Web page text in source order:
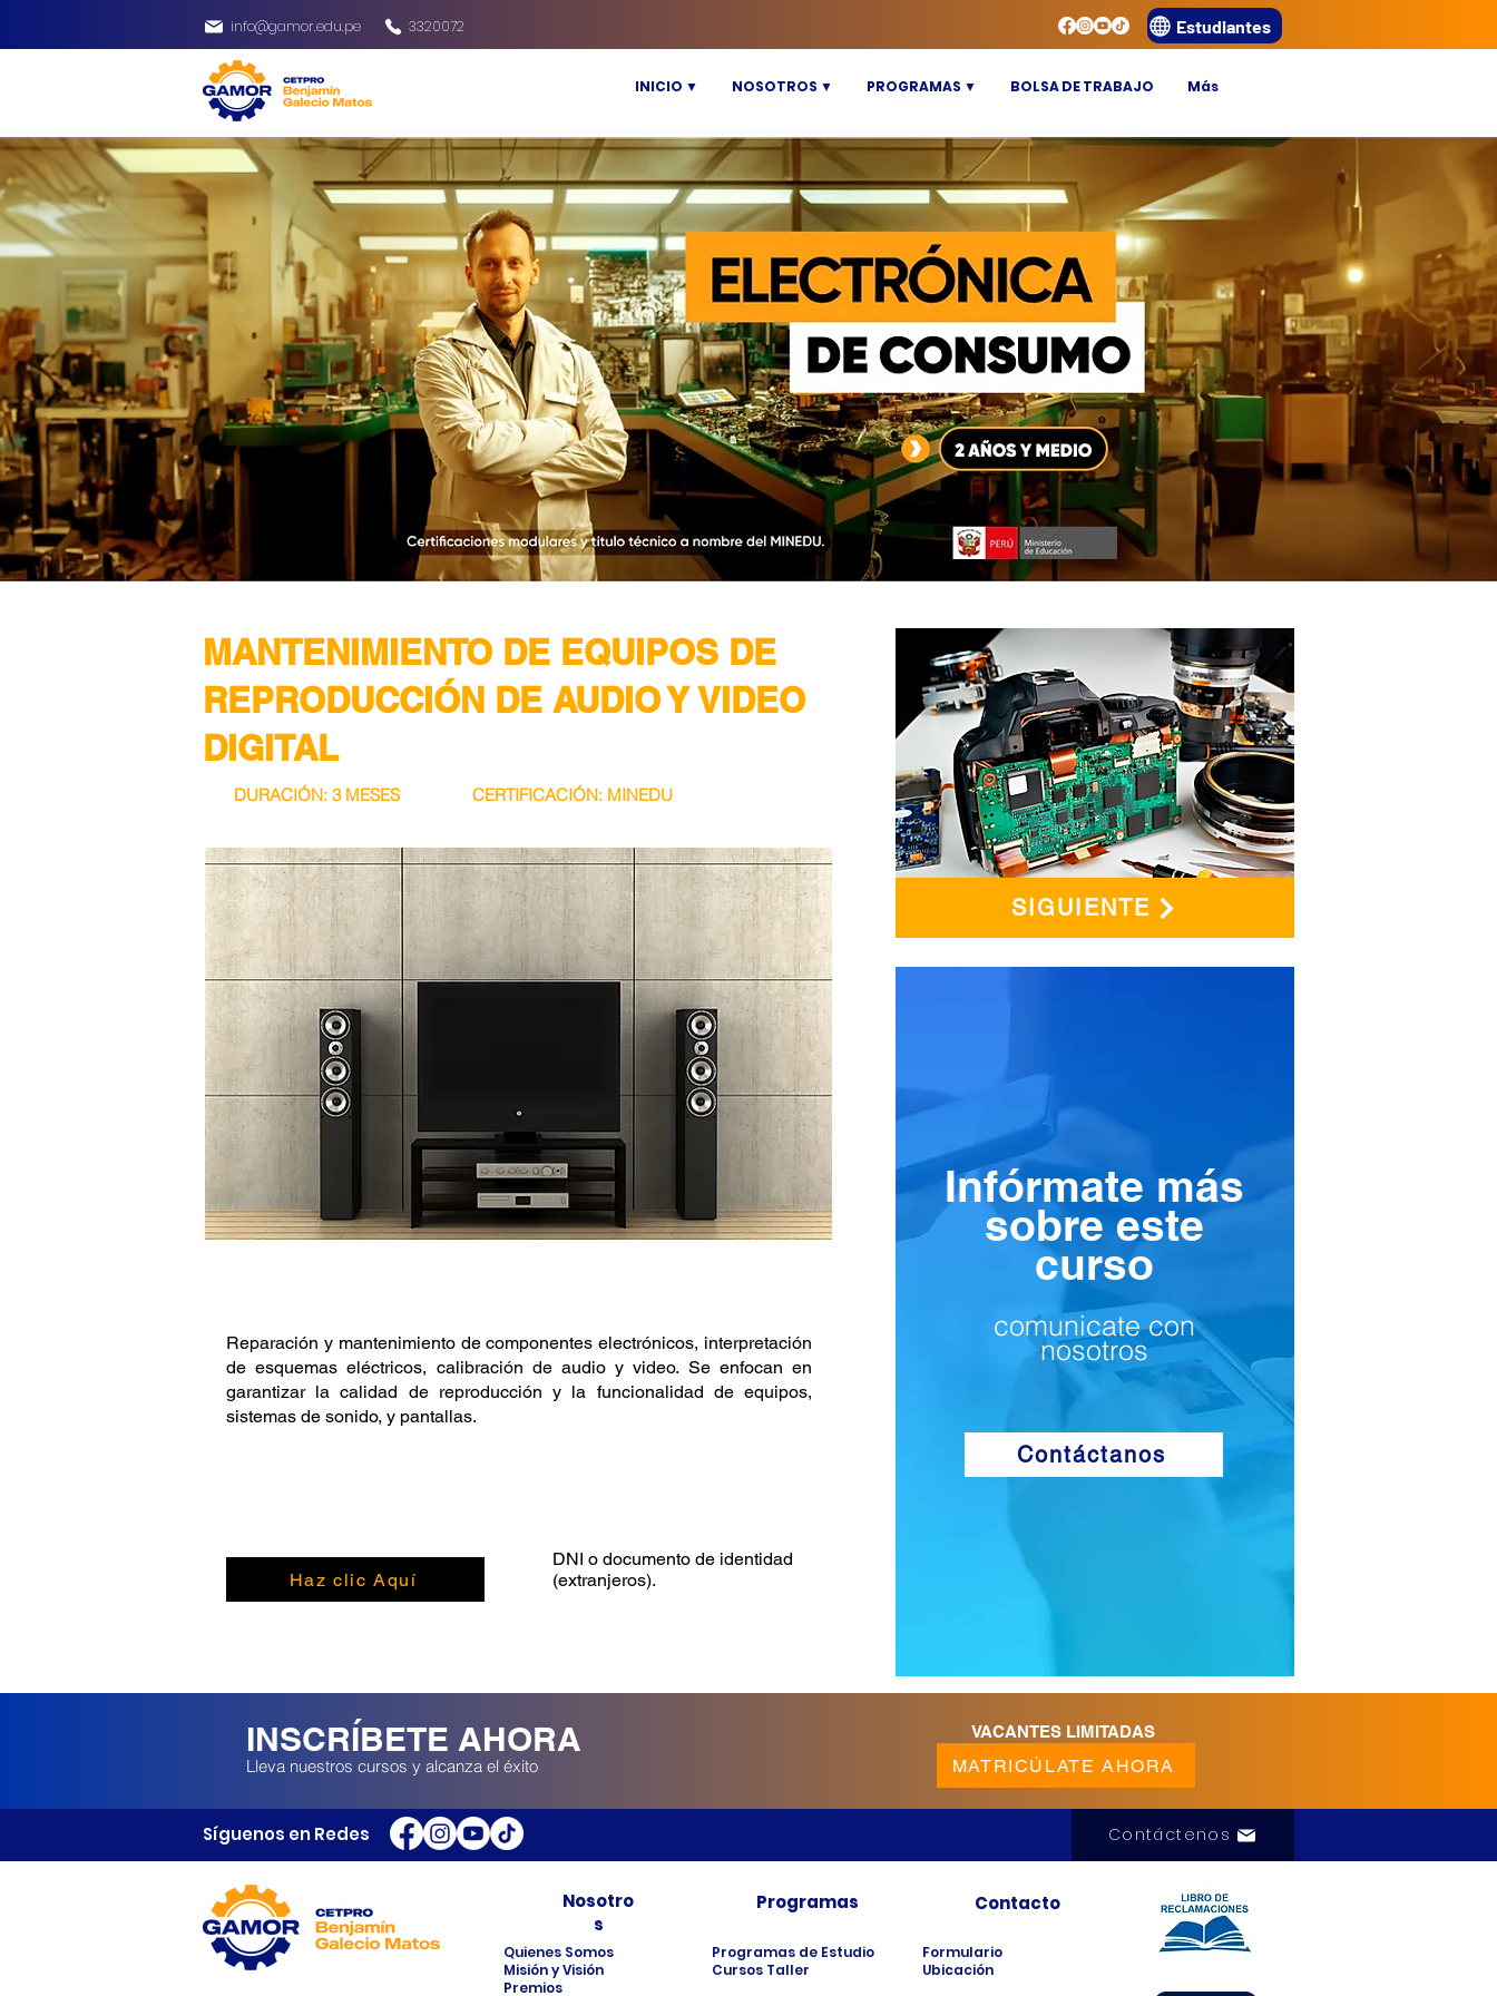
info@gamor.edu.pe 3320072 Estudiantes
INICIO ▼ NOSOTROS ▼ PROGRAMAS ▼ BOLSA DE TRABAJO Más
MANTENIMIENTO DE EQUIPOS DE
REPRODUCCIÓN DE AUDIO Y VIDEO
DIGITAL
DURACIÓN: 3 MESES CERTIFICACIÓN: MINEDU
Reparación y mantenimiento de componentes electrónicos, interpretación
de esquemas eléctricos, calibración de audio y video. Se enfocan en
garantizar la calidad de reproducción y la funcionalidad de equipos,
sistemas de sonido, y pantallas.
Haz clic Aquí
DNI o documento de identidad
(extranjeros).
SIGUIENTE
Infórmate más
sobre este
curso
Contáctanos
comunicate con
nosotros
INSCRÍBETE AHORA
Lleva nuestros cursos y alcanza el éxito
VACANTES LIMITADAS
MATRICÚLATE AHORA
Síguenos en Redes Contáctenos
Nosotro
s
Quienes Somos
Misión y Visión
Premios
Programas
Programas de Estudio
Cursos Taller
Contacto
Formulario
Ubicación